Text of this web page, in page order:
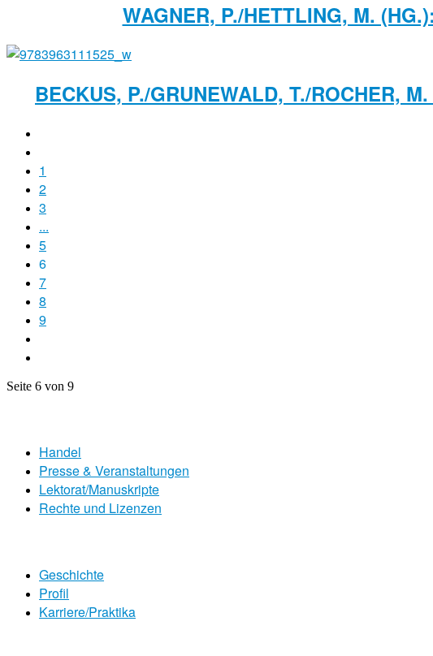
WAGNER, P./HETTLING, M.
BECKUS, P./GRUNEWALD, T./ROCHER,
1
2
3
...
5
6
7
8
9
Seite 6 von 9
Handel
Presse & Veranstaltungen
Lektorat/Manuskripte
Rechte und Lizenzen
Geschichte
Profil
Karriere/Praktika